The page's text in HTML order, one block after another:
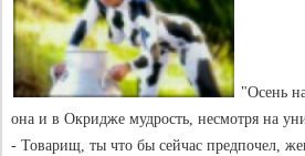
"Осень
она и в Окридже мудрость, несмотря на
- Товарищ, ты что бы сейчас предпочел,